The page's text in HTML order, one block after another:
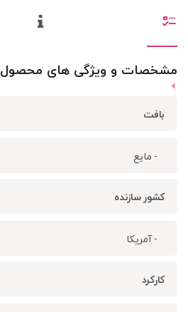
مشخصات و ویژگی های محصول
بافت
- مایع
کشور سازنده
- آمریکا
کارکرد